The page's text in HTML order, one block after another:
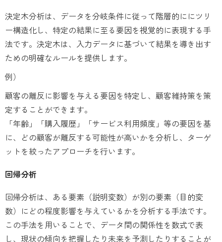
決定木分析は、データを分岐条件に従って階層的ににツリ
ー構造化し、特定の結果に至る要因を視覚的に表現する手
法です。決定木は、入力データに基づいて結果を導き出す
ための明確なルールを提供します。
例）
顧客の離反に影響を与える要因を特定し、顧客維持策を策
定することができます。
「年齢」「購入履歴」「サービス利用頻度」等の要因を基
に、どの顧客が離反する可能性が高いかを分析し、ターゲ
ットを絞ったアプローチを行います。
回帰分析
回帰分析は、ある要素（説明変数）が別の要素（目的変
数）にどの程度影響を与えているかを分析する手法です。
この手法を用いることで、データ間の関係性を数式で表
し、現状の傾向を把握したり未来を予測したりすることが